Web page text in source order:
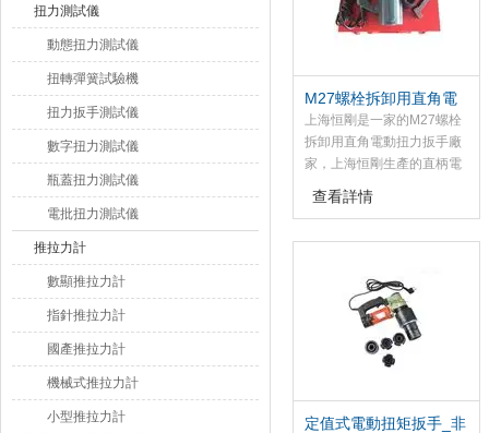
扭力測試儀
動態扭力測試儀
扭轉彈簧試驗機
扭力扳手測試儀
數字扭力測試儀
瓶蓋扭力測試儀
電批扭力測試儀
推拉力計
數顯推拉力計
指針推拉力計
國產推拉力計
機械式推拉力計
小型推拉力計
M27螺栓拆卸用直角電
動扭力扳手
上海恒剛是一家的M27螺栓
拆卸用直角電動扭力扳手廠
家，上海恒剛生產的直柄電
動扭力扳手是裝配螺紋件及
螺栓的機械化施工工具，具
查看詳情
定值式電動扭矩扳手_非